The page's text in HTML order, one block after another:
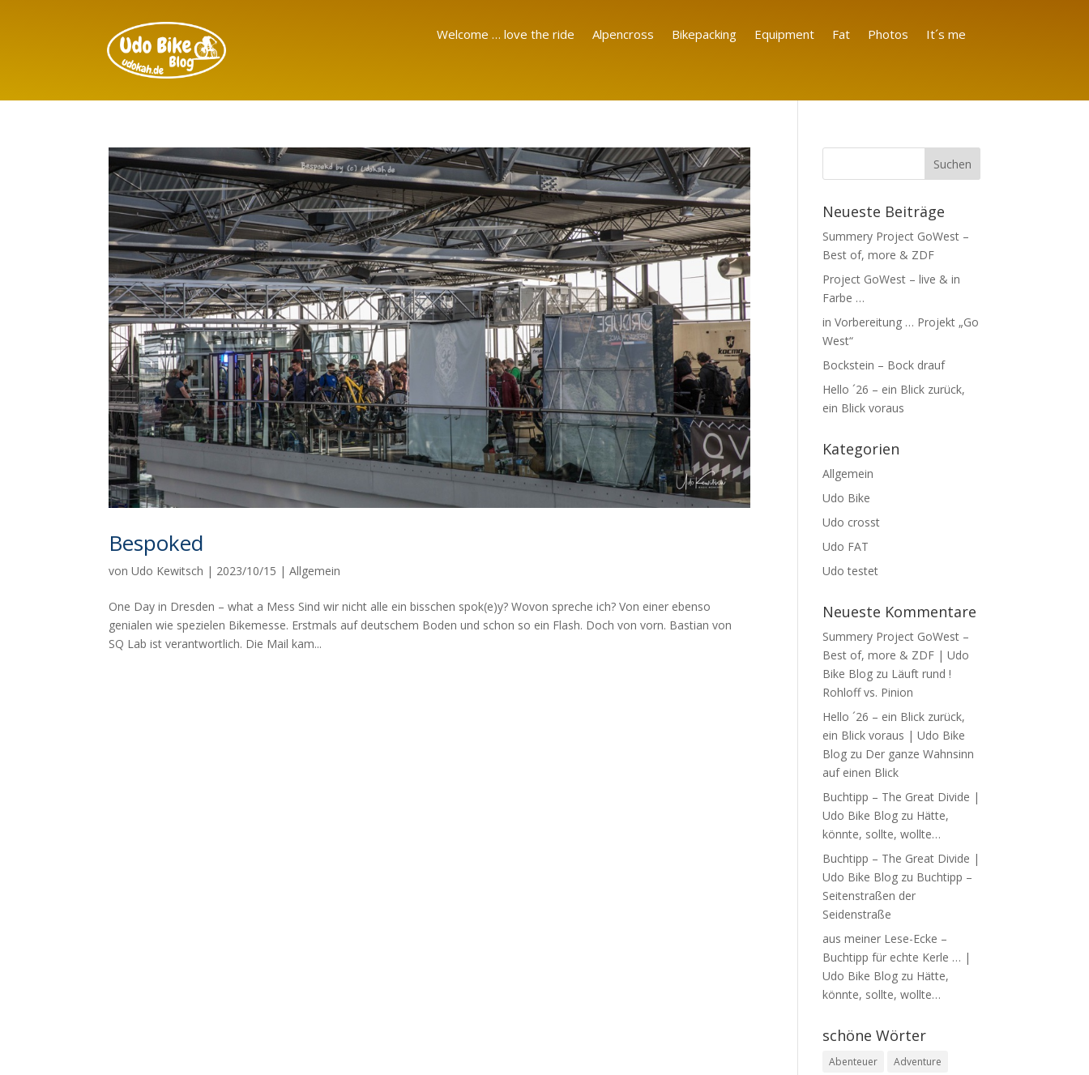
Welcome … love the ride Alpencross Bikepacking Equipment Fat Photos It´s me
Bespoked
vonUdo Kewitsch | 2023/10/15 |Allgemein
One Day in Dresden – what a Mess Sind wir nicht alle ein bisschen spok(e)y? Wovon spreche ich? Von einer ebenso
genialen wie spezielen Bikemesse. Erstmals auf deutschem Boden und schon so ein Flash. Doch von vorn. Bastian von
SQ Lab ist verantwortlich. Die Mail kam...
Neueste Beiträge
Summery Project GoWest –
Best of, more & ZDF
Project GoWest – live & in
Farbe …
in Vorbereitung … Projekt „Go
West“
Bockstein – Bock drauf
Hello ´26 – ein Blick zurück,
ein Blick voraus
Kategorien
Allgemein
Udo Bike
Udo crosst
Udo FAT
Udo testet
Neueste Kommentare
Summery Project GoWest –
Best of, more & ZDF | Udo
Bike Blog zu Läuft rund !
Rohloff vs. Pinion
Hello ´26 – ein Blick zurück,
ein Blick voraus | Udo Bike
Blog zu Der ganze Wahnsinn
auf einen Blick
Buchtipp – The Great Divide |
Udo Bike Blog zu Hätte,
könnte, sollte, wollte…
Buchtipp – The Great Divide |
Udo Bike Blog zu Buchtipp –
Seitenstraßen der
Seidenstraße
aus meiner Lese-Ecke –
Buchtipp für echte Kerle … |
Udo Bike Blog zu Hätte,
könnte, sollte, wollte…
schöne Wörter
Abenteuer
Adventure